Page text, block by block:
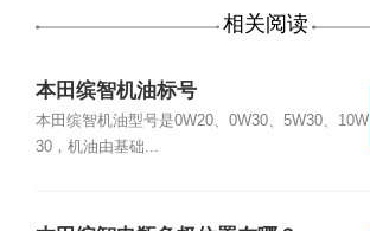
相关阅读
本田缤智机油标号
本田缤智机油型号是0W20、0W30、5W30、10W
30，机油由基础...